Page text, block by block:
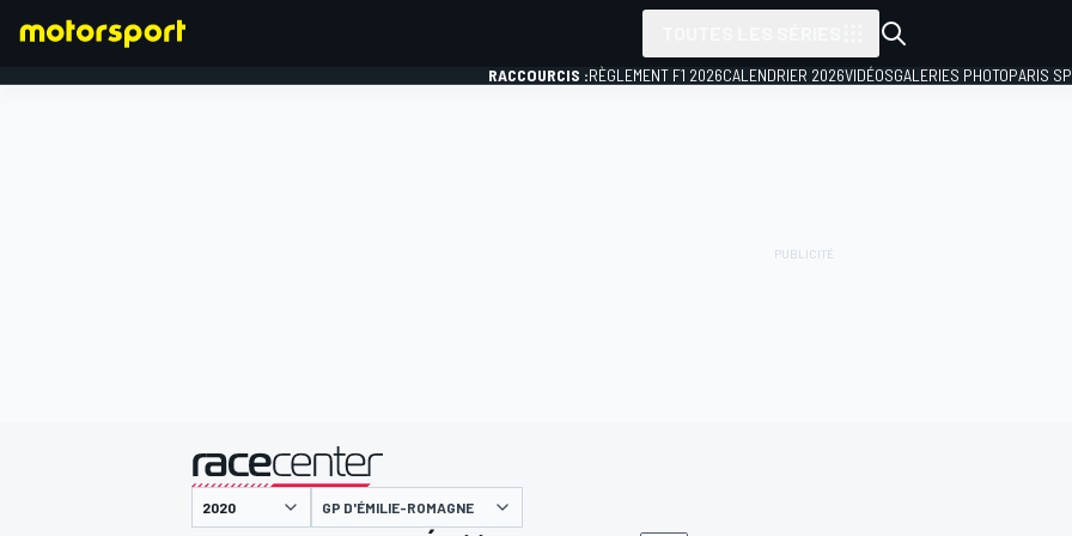
RACCOURCIS :RÈGLEMENT F1 2026CALENDRIER 2026VIDÉOSGALERIES PHOTOPARIS
présenté par
GP D'ÉMILIE-ROMAGNE